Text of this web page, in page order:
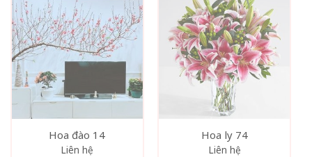
Hoa đào 14
Liên hệ
Hoa ly 74
Liên hệ